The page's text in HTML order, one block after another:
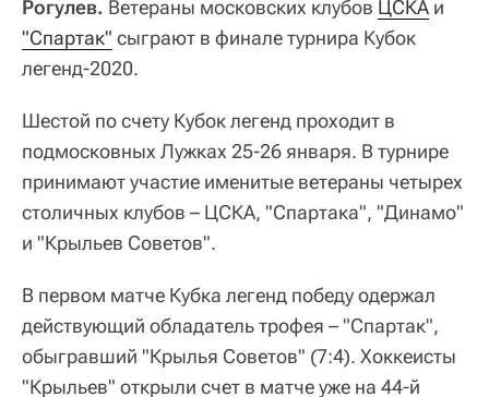
Рогулев. Ветераны московских клубов ЦСКА и
"Спартак" сыграют в финале турнира Кубок
легенд-2020.
Шестой по счету Кубок легенд проходит в
подмосковных Лужках 25-26 января. В турнире
принимают участие именитые ветераны четырех
столичных клубов – ЦСКА, "Спартака", "Динамо"
и "Крыльев Советов".
В первом матче Кубка легенд победу одержал
действующий обладатель трофея – "Спартак",
обыгравший "Крылья Советов" (7:4). Хоккеисты
"Крыльев" открыли счет в матче уже на 44-й